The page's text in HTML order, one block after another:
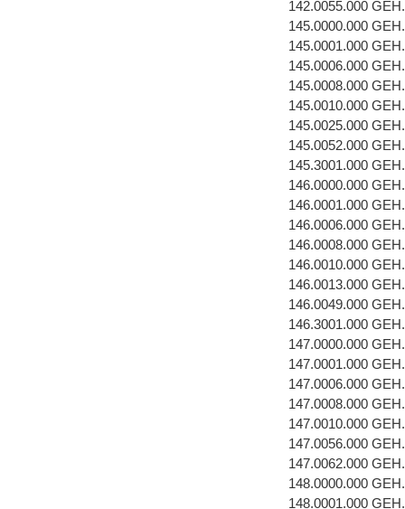
142.0055.000
145.0000.000
145.0001.000
145.0006.000
145.0008.000
145.0010.000
145.0025.000
145.0052.000
145.3001.000
146.0000.000
146.0001.000
146.0006.000
146.0008.000
146.0010.000
146.0013.000
146.0049.000
146.3001.000
147.0000.000
147.0001.000
147.0006.000
147.0008.000
147.0010.000
147.0056.000
147.0062.000
148.0000.000
148.0001.000